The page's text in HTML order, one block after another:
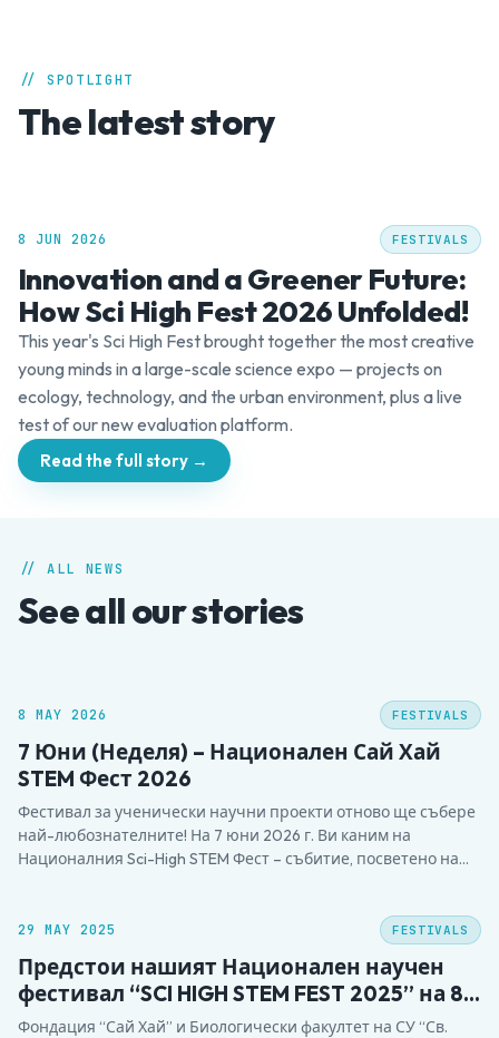
// SPOTLIGHT
The latest story
8 JUN 2026 FESTIVALS
Innovation and a Greener Future:
How Sci High Fest 2026 Unfolded!
This year's Sci High Fest brought together the most creative
young minds in a large-scale science expo — projects on
ecology, technology, and the urban environment, plus a live
test of our new evaluation platform.
Read the full story →
// ALL NEWS
See all our stories
8 MAY 2026 FESTIVALS
7 Юни (Неделя) – Национален Сай Хай
STEM Фест 2026
Фестивал за ученически научни проекти отново ще събере
най-любознателните! На 7 юни 2026 г. Ви каним на
Националния Sci-High STEM Фест – събитие, посветено на
ще представят своите проекти, разработени с ентусиазъм и
29 MAY 2025 FESTIVALS
Предстои нашият Национален научен
фестивал “SCI HIGH STEM FEST 2025” на 8
юни в 12:00 часа
Фондация “Сай Хай” и Биологически факултет на СУ “Св.